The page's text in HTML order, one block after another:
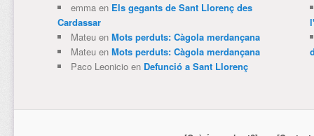
emmaen Els gegants de Sant Llorenç des
Cardassar
Mateuen Mots perduts: Càgola merdançana
Mateuen Mots perduts: Càgola merdançana
Paco Leonicioen Defunció a Sant Llorenç